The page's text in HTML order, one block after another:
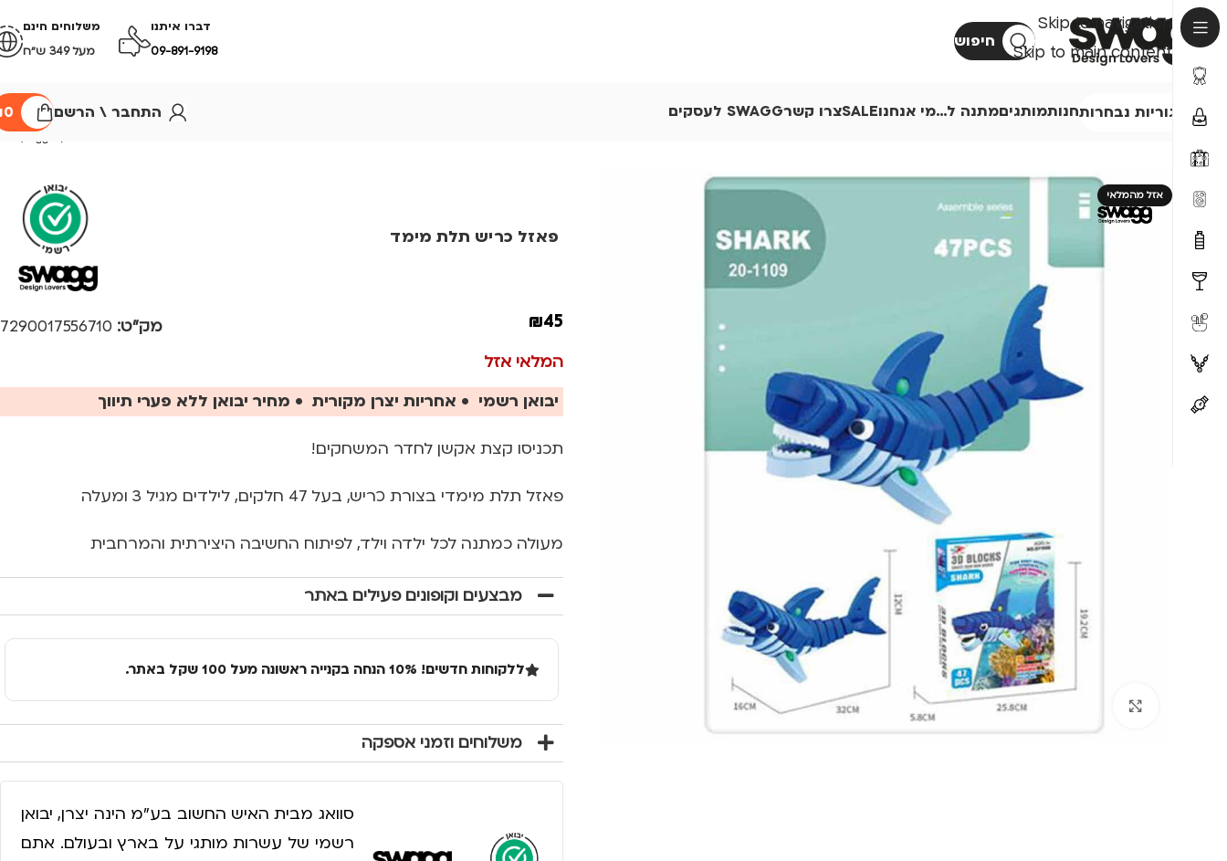
Skip to navigation
Skip to main content
חיפוש
דברו איתנו
09-891-9198
משלוחים חינם
מעל 349 ש״ח
קטגוריות נבחרותחנותמותגיםמתנה ל…מי אנחנוSALEצרו קשרSWAGG לעסקים התחבר \ הרשם 0
אזל מהמלאי
לחצו להגדלה
פאזל כריש תלת מימד
₪45 מק"ט: 7290017556710
המלאי אזל
יבואן רשמי • אחריות יצרן מקורית • מחיר יבואן ללא פערי תיווך
תכניסו קצת אקשן לחדר המשחקים!
פאזל תלת מימדי בצורת כריש, בעל 47 חלקים, לילדים מגיל 3 ומעלה
מעולה כמתנה לכל ילדה וילד, לפיתוח החשיבה היצירתית והמרחבית
מבצעים וקופונים פעילים באתר
ללקוחות חדשים! 10% הנחה בקנייה ראשונה מעל 100 שקל באתר.
משלוחים וזמני אספקה
סוואג מבית האיש החשוב בע״מ הינה יצרן, יבואן
רשמי של עשרות מותגי על בארץ ובעולם. אתם